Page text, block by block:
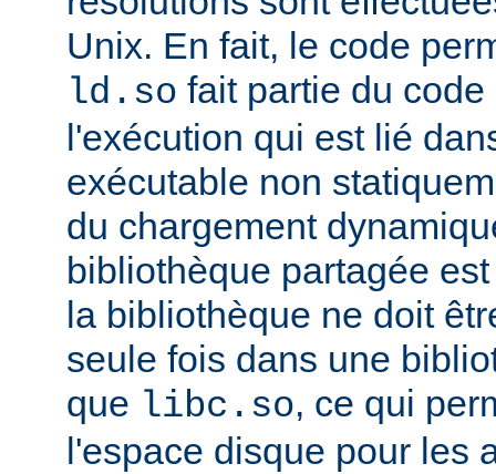
Unix. En fait, le code
ld.so fait partie du
l'exécution qui est lié
exécutable non
du chargement
bibliothèque partagée
la bibliothèque ne doit
seule fois dans une
que libc.so, ce qui
l'espace disque pour les